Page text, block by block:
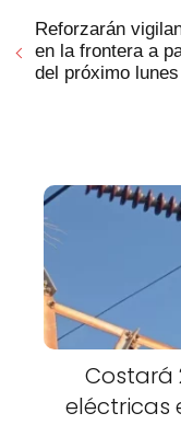
Reforzarán
en la frontera a
del próximo lunes
Costará
eléctricas